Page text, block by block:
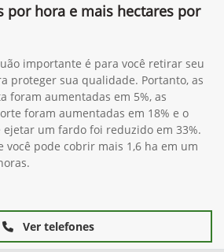
por hora e mais hectares por
importante é para você retirar seu
proteger sua qualidade. Portanto, as
foram aumentadas em 5%, as
foram aumentadas em 18% e o
um fardo foi reduzido em 33%.
você pode cobrir mais 1,6 ha em um
Ver telefones